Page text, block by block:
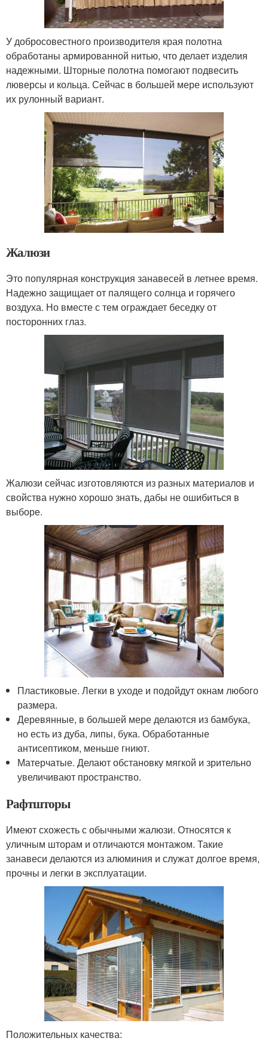
У добросовестного производителя края полотна
обработаны армированной нитью, что делает изделия
надежными. Шторные полотна помогают подвесить
люверсы и кольца. Сейчас в большей мере используют
их рулонный вариант.
Жалюзи
Это популярная конструкция занавесей в летнее время.
Надежно защищает от палящего солнца и горячего
воздуха. Но вместе с тем ограждает беседку от
посторонних глаз.
Жалюзи сейчас изготовляются из разных материалов и
свойства нужно хорошо знать, дабы не ошибиться в
выборе.
Пластиковые. Легки в уходе и подойдут окнам любого
размера.
Деревянные, в большей мере делаются из бамбука,
но есть из дуба, липы, бука. Обработанные
антисептиком, меньше гниют.
Матерчатые. Делают обстановку мягкой и зрительно
увеличивают пространство.
Рафтшторы
Имеют схожесть с обычными жалюзи. Относятся к
уличным шторам и отличаются монтажом. Такие
занавеси делаются из алюминия и служат долгое время,
прочны и легки в эксплуатации.
Положительных качества: